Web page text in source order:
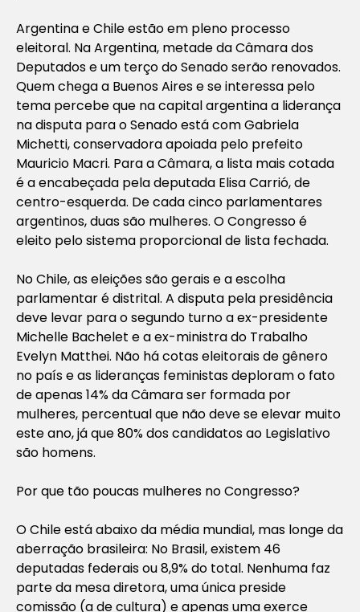
Argentina e Chile estão em pleno processo
eleitoral. Na Argentina, metade da Câmara dos
Deputados e um terço do Senado serão renovados.
Quem chega a Buenos Aires e se interessa pelo
tema percebe que na capital argentina a liderança
na disputa para o Senado está com Gabriela
Michetti, conservadora apoiada pelo prefeito
Mauricio Macri. Para a Câmara, a lista mais cotada
é a encabeçada pela deputada Elisa Carrió, de
centro-esquerda. De cada cinco parlamentares
argentinos, duas são mulheres. O Congresso é
eleito pelo sistema proporcional de lista fechada.
No Chile, as eleições são gerais e a escolha
parlamentar é distrital. A disputa pela presidência
deve levar para o segundo turno a ex-presidente
Michelle Bachelet e a ex-ministra do Trabalho
Evelyn Matthei. Não há cotas eleitorais de gênero
no país e as lideranças feministas deploram o fato
de apenas 14% da Câmara ser formada por
mulheres, percentual que não deve se elevar muito
este ano, já que 80% dos candidatos ao Legislativo
são homens.
Por que tão poucas mulheres no Congresso?
O Chile está abaixo da média mundial, mas longe da
aberração brasileira: No Brasil, existem 46
deputadas federais ou 8,9% do total. Nenhuma faz
parte da mesa diretora, uma única preside
comissão (a de cultura) e apenas uma exerce